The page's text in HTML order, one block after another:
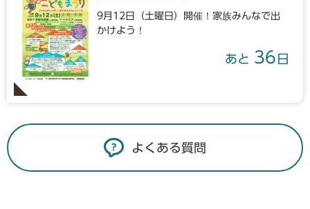
9月12日（土曜日）開催！家族みんなで出
かけよう！
あと 36 日
よくある質問